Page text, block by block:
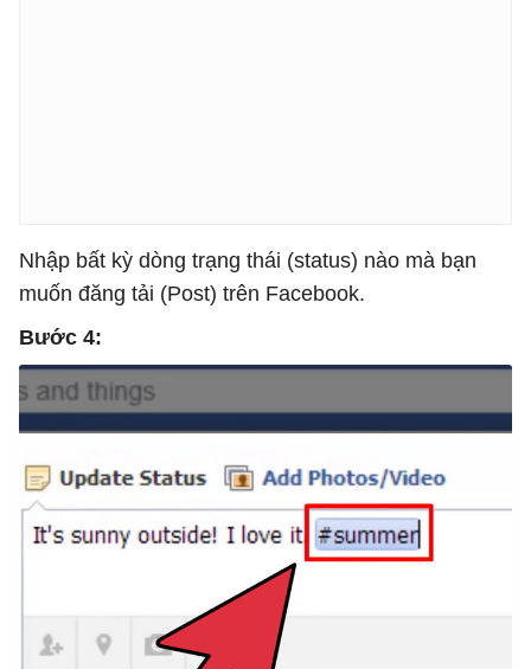
Nhập bất kỳ dòng trạng thái (status) nào mà bạn
muốn đăng tải (Post) trên Facebook.
Bước 4: